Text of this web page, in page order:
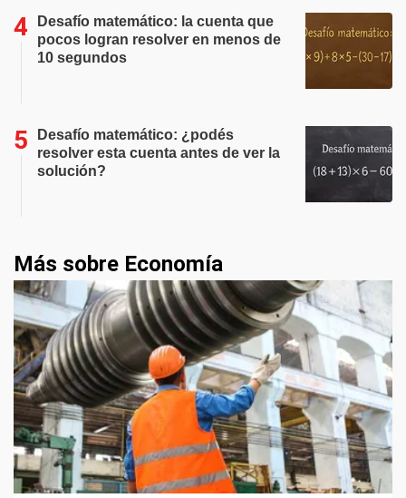
Desafío matemático: la cuenta que
pocos logran resolver en menos de
10 segundos
Desafío matemático: ¿podés
resolver esta cuenta antes de ver la
solución?
Más sobre Economía